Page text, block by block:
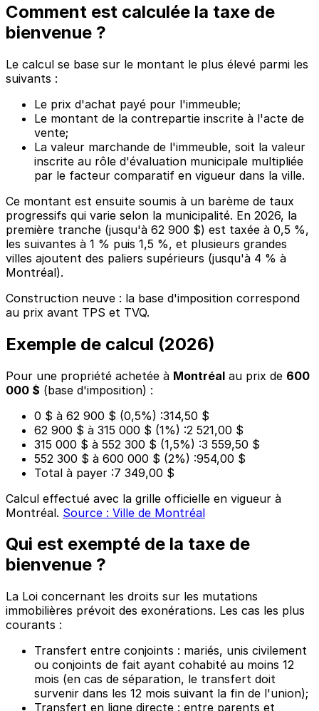
Comment est calculée la taxe de
bienvenue ?
Le calcul se base sur le montant le plus élevé parmi les
suivants :
Le prix d'achat payé pour l'immeuble;
Le montant de la contrepartie inscrite à l'acte de
vente;
La valeur marchande de l'immeuble, soit la valeur
inscrite au rôle d'évaluation municipale multipliée
par le facteur comparatif en vigueur dans la ville.
Ce montant est ensuite soumis à un barème de taux
progressifs qui varie selon la municipalité. En 2026, la
première tranche (jusqu'à 62 900 $) est taxée à 0,5 %,
les suivantes à 1 % puis 1,5 %, et plusieurs grandes
villes ajoutent des paliers supérieurs (jusqu'à 4 % à
Montréal).
Construction neuve : la base d'imposition correspond
au prix avant TPS et TVQ.
Exemple de calcul (2026)
Pour une propriété achetée à Montréal au prix de 600
000 $ (base d'imposition) :
0 $ à 62 900 $ (0,5%) :314,50 $
62 900 $ à 315 000 $ (1%) :2 521,00 $
315 000 $ à 552 300 $ (1,5%) :3 559,50 $
552 300 $ à 600 000 $ (2%) :954,00 $
Total à payer :7 349,00 $
Calcul effectué avec la grille officielle en vigueur à
Montréal. Source : Ville de Montréal
Qui est exempté de la taxe de
bienvenue ?
La Loi concernant les droits sur les mutations
immobilières prévoit des exonérations. Les cas les plus
courants :
Transfert entre conjoints : mariés, unis civilement
ou conjoints de fait ayant cohabité au moins 12
mois (en cas de séparation, le transfert doit
survenir dans les 12 mois suivant la fin de l'union);
Transfert en ligne directe : entre parents et